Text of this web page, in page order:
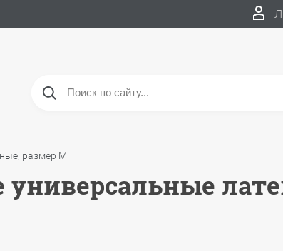
размер M